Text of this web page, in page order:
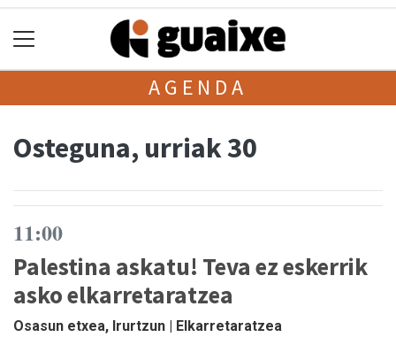
AGENDA
Osteguna, urriak 30
11:00
Palestina askatu! Teva ez eskerrik
asko elkarretaratzea
Osasun etxea, Irurtzun | Elkarretaratzea